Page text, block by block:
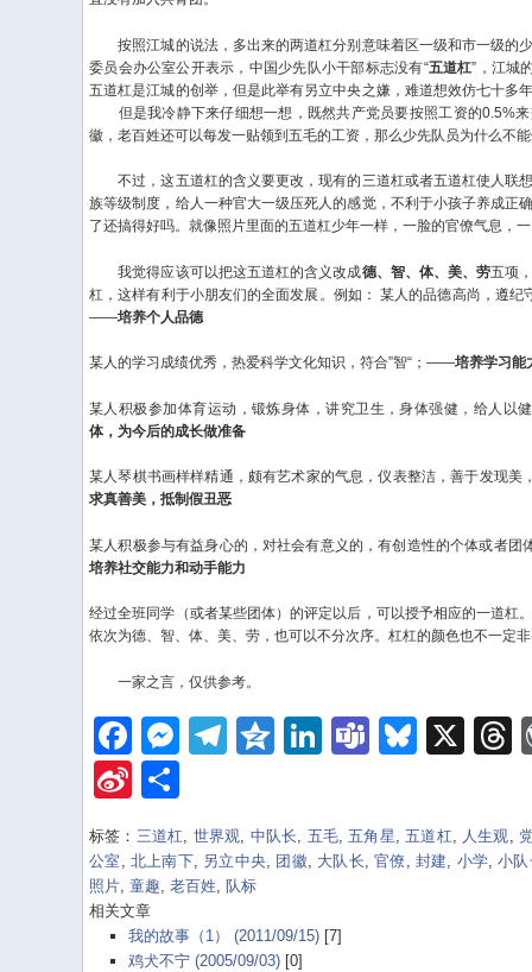
按照江城的说法，多出来的两道杠分别意味着区一级和市一级的
委员会办公室公开表示，中国少先队小干部标志没有“五道杠”，江城
五道杠是江城的创举，但是此举有另立中央之嫌，难道想效仿七十多
但是我冷静下来仔细想一想，既然共产党员要按照工资的0.5%来
徽，老百姓还可以每发一贴领到五毛的工资，那么少先队员为什么不
不过，这五道杠的含义要更改，现有的三道杠或者五道杠使人联
族等级制度，给人一种官大一级压死人的感觉，不利于小孩子养成正
了还搞得好吗。就像照片里面的五道杠少年一样，一脸的官僚气息，
我觉得应该可以把这五道杠的含义改成德、智、体、美、劳五项
杠，这样有利于小朋友们的全面发展。例如： 某人的品德高尚，遵纪
——培养个人品德
某人的学习成绩优秀，热爱科学文化知识，符合”智“；——培养学习能
某人积极参加体育运动，锻炼身体，讲究卫生，身体强健，给人以
体，为今后的成长做准备
某人琴棋书画样样精通，颇有艺术家的气息，仪表整洁，善于发现
求真善美，抵制假丑恶
某人积极参与有益身心的，对社会有意义的，有创造性的个体或者
培养社交能力和动手能力
经过全班同学（或者某些团体）的评定以后，可以授予相应的一道杠
依次为德、智、体、美、劳，也可以不分次序。杠杠的颜色也不一定
一家之言，仅供参考。
Facebook
Messenger
Telegram
Qzone
LinkedIn
TeamsX
Sina
Weibo
标签： 三道杠, 世界观, 中队长, 五毛,五角星,五道杠, 人生观,
公室 , 北上南下, 另立中央, 团徽, 大队长, 官僚 , 封建, 小学,小
照片,童趣,老百姓, 队标
相关文章
我的故事（1） (2011/09/15)[7]
鸡犬不宁 (2005/09/03)[0]